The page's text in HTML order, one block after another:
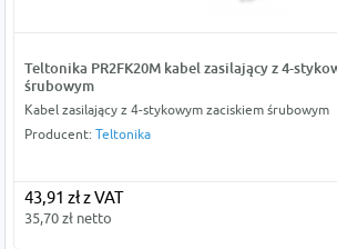
Teltonika PR2FK20M kabel zasilający z 4-
śrubowym
Kabel zasilający z 4-stykowym zaciskiem śrubowym
Producent: Teltonika
43,91 zł z VAT
35,70 zł netto